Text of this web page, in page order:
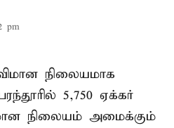
pm
நிலையமாக
5,750 ஏக்கர்
நிலையம் அமைக்கும்